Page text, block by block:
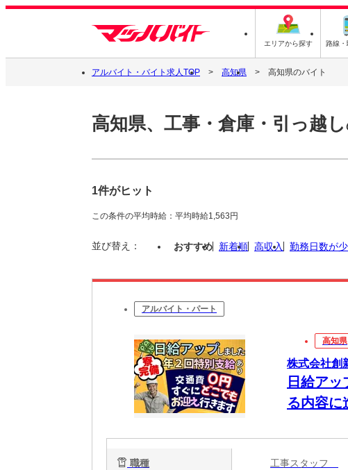
エリアから探す 路線・
アルバイト・バイト求人TOP 高知県 高知県のバイト
高知県、工事・倉庫・引っ越し
1件がヒット
この条件の平均時給：平均時給1,563円
並び替え： おすすめ 新着順 高収入 勤務日数が
アルバイト・パート
高知県
株式会社創
日給ア
る内容に
職種 工事スタッフ